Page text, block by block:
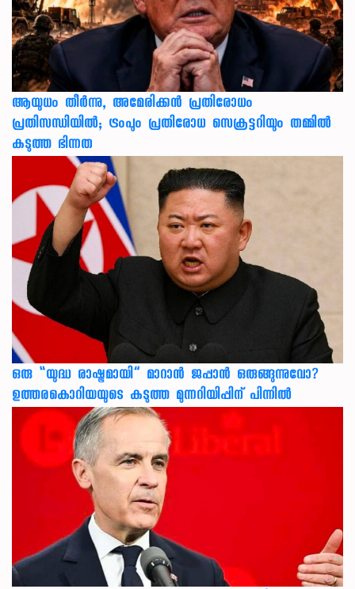
ആയുധം തീർന്നു, അമേരിക്കൻ പ്രതിരോധം
പ്രതിസന്ധിയിൽ; ട്രംപും പ്രതിരോധ സെക്രട്ടറിയും തമ്മിൽ
കടുത്ത ഭിന്നത
ഒരു “യുദ്ധ രാഷ്ട്രമായി” മാറാൻ ജപ്പാൻ ഒരുങ്ങുന്നുവോ?
ഉത്തരകൊറിയയുടെ കടുത്ത മുന്നറിയിപ്പിന് പിന്നിൽ